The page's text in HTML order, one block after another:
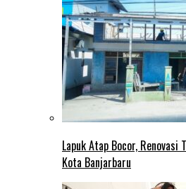
Lapuk Atap Bocor, Renovasi
Kota Banjarbaru